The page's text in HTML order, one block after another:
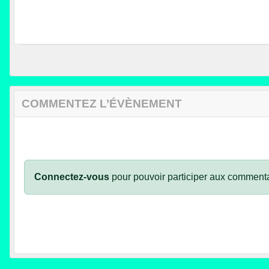
COMMENTEZ L’ÉVÈNEMENT
Connectez-vous pour pouvoir participer aux